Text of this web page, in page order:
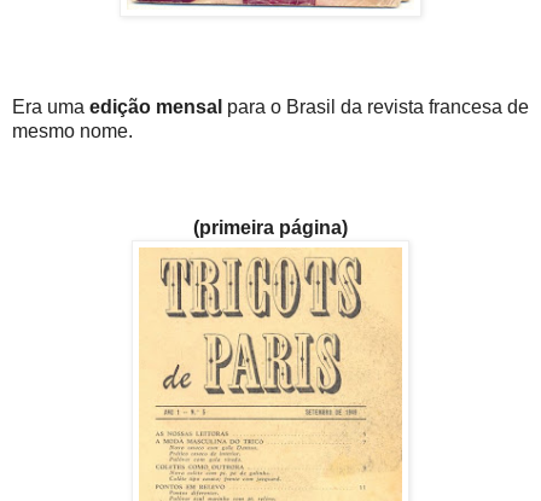
Era uma edição mensal para o Brasil da revista francesa de
mesmo nome.
(primeira página)